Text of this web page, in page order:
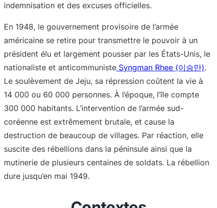
indemnisation et des excuses officielles.
En 1948, le gouvernement provisoire de l’armée
américaine se retire pour transmettre le pouvoir à un
président élu et largement pousser par les États-Unis, le
nationaliste et anticommuniste Syngman Rhee (이승만).
Le soulèvement de Jeju, sa répression coûtent la vie à
14 000 ou 60 000 personnes. À l’époque, l’île compte
300 000 habitants. L’intervention de l’armée sud-
coréenne est extrêmement brutale, et cause la
destruction de beaucoup de villages. Par réaction, elle
suscite des rébellions dans la péninsule ainsi que la
mutinerie de plusieurs centaines de soldats. La rébellion
dure jusqu’en mai 1949.